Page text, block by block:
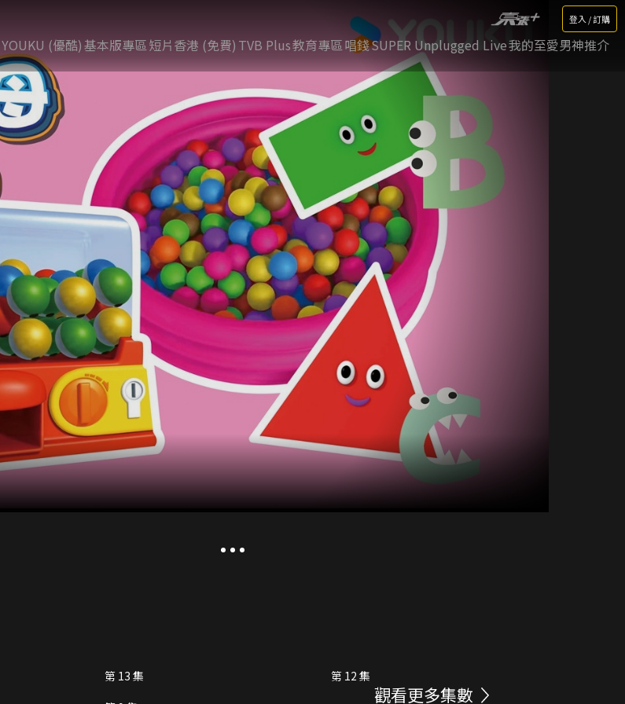
登入 / 訂購
YOUKU (優酷)基本版專區短片香港 (免費) TVB Plus教育專區唱錢SUPER Unplugged Live我的至愛男神推介
第 13 集
第 12 集
觀看更多集數